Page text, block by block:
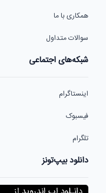
همکاری با ما
سوالات متداول
شبکه‌های اجتماعی
اینستاگرام
فیسبوک
تلگرام
دانلود بیپ‌تونز